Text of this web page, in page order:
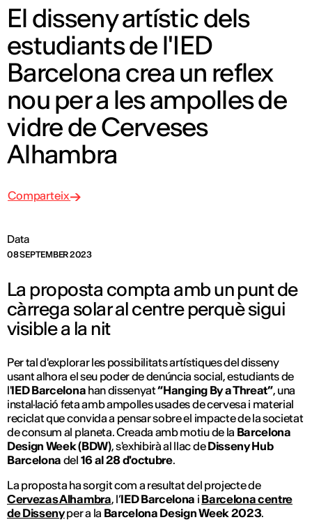
El disseny artístic dels
estudiants de l'IED
Barcelona crea un reflex
nou per a les ampolles de
vidre de Cerveses
Alhambra
Data
08 SEPTEMBER 2023
Comparteix
La proposta compta amb un punt de
càrrega solar al centre perquè sigui
visible a la nit
Per tal d'explorar les possibilitats artístiques del disseny
usant alhora el seu poder de denúncia social, estudiants de
l'IED Barcelona han dissenyat“Hanging By a Threat”, una
instal·lació feta amb ampolles usades de cervesa i material
reciclat que convida a pensar sobre el impacte de la societat
de consum al planeta. Creada amb motiu de la Barcelona
Design Week (BDW), s'exhibirà al llac deDisseny Hub
Barcelona del 16 al 28 d'octubre.
La proposta ha sorgit com a resultat del projecte de
Cervezas Alhambra, l’IED Barcelona i Barcelona centre
de Dissenyper a la Barcelona Design Week 2023.